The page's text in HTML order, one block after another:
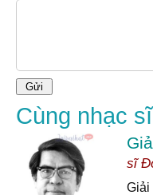
Cùng nhạc
sĩ